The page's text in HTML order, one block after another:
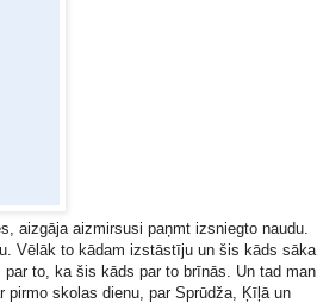
aizgāja aizmirsusi paņmt izsniegto naudu.
Vēlāk to kādam izstāstīju un šis kāds sāka
to, ka šis kāds par to brīnās. Un tad man
skolas dienu, par Sprūdža, Ķīļā un